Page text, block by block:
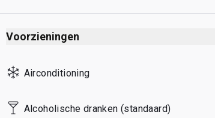
Monday
Tuesday
Thursday
Friday
Voorzieningen
Airconditioning
Alcoholische dranken (standaard)